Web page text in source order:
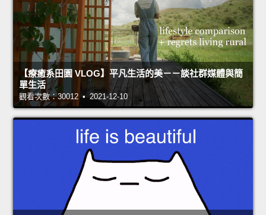
【療癒系田園 VLOG】平凡生活的美－－談社群媒體與簡
單生活
觀看次數：30012 • 2021-12-10